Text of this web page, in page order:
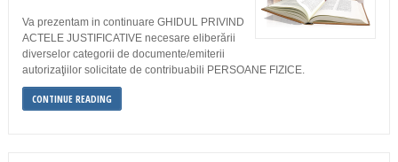
Va prezentam in continuare GHIDUL PRIVIND
ACTELE JUSTIFICATIVE necesare eliberării
diverselor categorii de documente/emiterii
autorizaţiilor solicitate de contribuabili PERSOANE FIZICE.
CONTINUE READING